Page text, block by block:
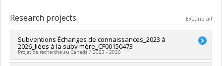
Cycle :Master's
Grade :M.A.
Lien vers le document dans Papyrus
Research projects Expand all
Subventions Échanges de connaissances_2023 à
2026_liées à la subv mère_CF00150473
Projet de recherche au Canada / 2023 - 2026